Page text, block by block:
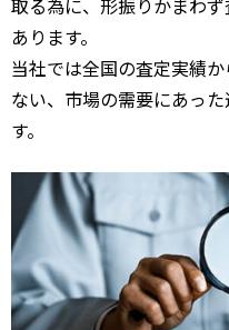
取る為に、形振りかまわ
あります。
当社では全国の査定実績
ない、市場の需要にあっ
す。